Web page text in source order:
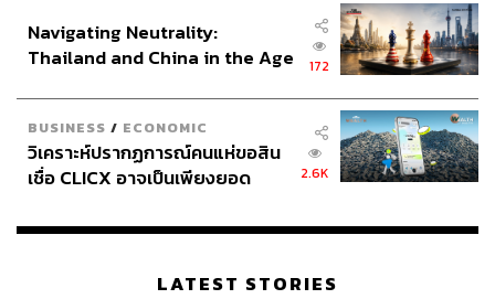
Navigating Neutrality:
Thailand and China in the Age
172
BUSINESS / ECONOMIC
วิเคราะห์ปรากฏการณ์คนแห่ขอสิน
เชื่อ CLICX อาจเป็นเพียงยอด
เรือนไทยที่ถูกซุกไว้
2.6K
LATEST STORIES